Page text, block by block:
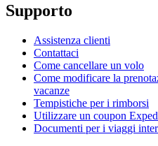
Supporto
Assistenza clienti
Contattaci
Come cancellare un volo
Come modificare la
vacanze
Tempistiche per i rimborsi
Utilizzare un coupon
Documenti per i viaggi